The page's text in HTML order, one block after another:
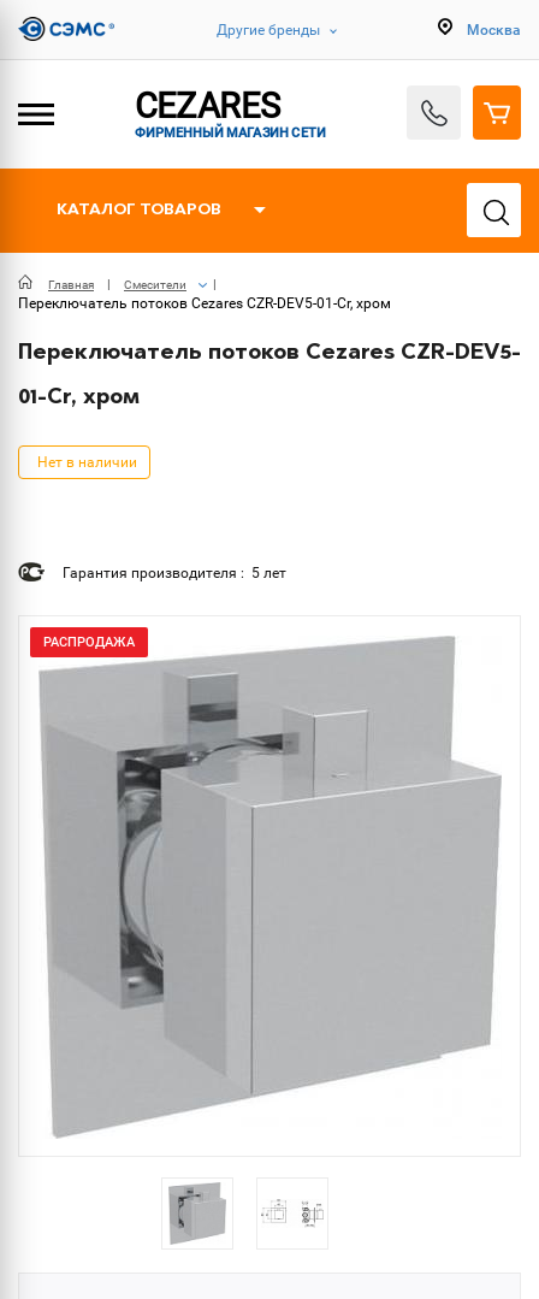
Другие бренды Москва
CEZARES
ФИРМЕННЫЙ МАГАЗИН СЕТИ
КАТАЛОГ ТОВАРОВ
Главная Смесители
Переключатель потоков Cezares CZR-DEV5-01-Cr, хром
Переключатель потоков Cezares CZR-DEV5-
01-Cr, хром
Нет в наличии
Гарантия производителя : 5 лет
РАСПРОДАЖА